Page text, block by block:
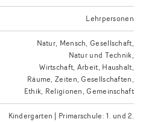
Lehrpersonen
Natur, Mensch, Gesellschaft
Natur und Technik
Wirtschaft, Arbeit, Haushalt
Räume, Zeiten, Gesellschaften
Ethik, Religionen, Gemeinschaft
Kindergarten | Primarschule: 1. und 2.